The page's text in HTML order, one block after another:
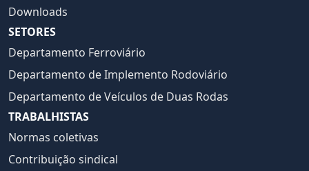
Downloads
SETORES
Departamento Ferroviário
Departamento de Implemento Rodoviário
Departamento de Veículos de Duas Rodas
TRABALHISTAS
Normas coletivas
Contribuição sindical